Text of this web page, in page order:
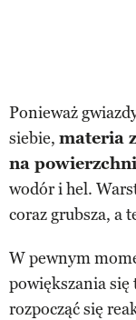
Ponieważ
siebie, materia
na
wodór i hel.
coraz grubsza, a
W pewnym
powiększania się
rozpocząć się